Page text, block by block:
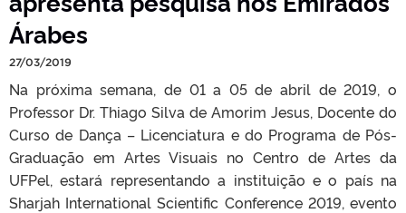
Árabes
27/03/2019
Na próxima semana, de 01 a 05 de abril de 2019, o
Professor Dr. Thiago Silva de Amorim Jesus, Docente do
Curso de Dança – Licenciatura e do Programa de Pós-
Graduação em Artes Visuais no Centro de Artes da
UFPel, estará representando a instituição e o país na
Sharjah International Scientific Conference 2019, evento